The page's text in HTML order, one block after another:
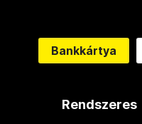
Bankkártya
Rendszeres